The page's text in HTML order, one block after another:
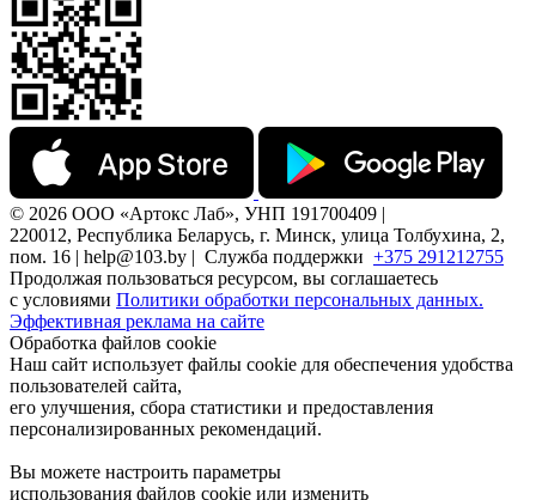
© 2026 ООО «Артокс Лаб», УНП 191700409 |
220012, Республика Беларусь, г. Минск, улица Толбухина, 2,
пом. 16 | help@103.by | Служба поддержки +375 291212755
Продолжая пользоваться ресурсом, вы соглашаетесь
с условиями Политики обработки персональных данных.
Эффективная реклама на сайте
Обработка файлов cookie
Наш сайт использует файлы cookie для обеспечения удобства
пользователей сайта,
его улучшения, сбора статистики и предоставления
персонализированных рекомендаций.
Вы можете настроить параметры
использования файлов cookie или изменить